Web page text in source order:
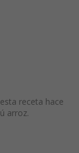
receta hace
arroz.